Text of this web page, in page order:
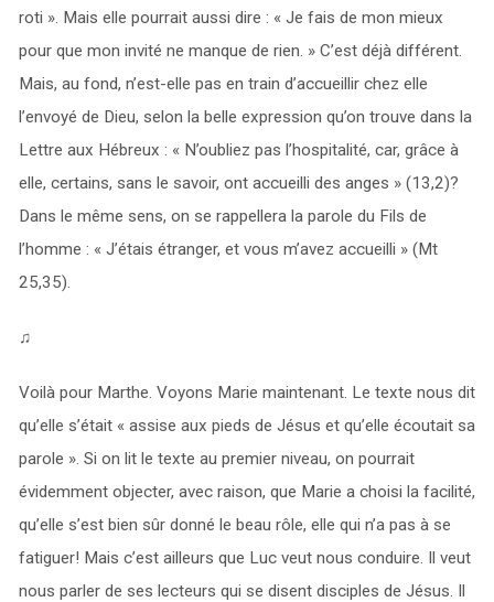
roti ». Mais elle pourrait aussi dire : « Je fais de mon mieux
pour que mon invité ne manque de rien. » C’est déjà différent.
Mais, au fond, n’est-elle pas en train d’accueillir chez elle
l’envoyé de Dieu, selon la belle expression qu’on trouve dans la
Lettre aux Hébreux : « N’oubliez pas l’hospitalité, car, grâce à
elle, certains, sans le savoir, ont accueilli des anges » (13,2)?
Dans le même sens, on se rappellera la parole du Fils de
l’homme : « J’étais étranger, et vous m’avez accueilli » (Mt
25,35).
♫
Voilà pour Marthe. Voyons Marie maintenant. Le texte nous dit
qu’elle s’était « assise aux pieds de Jésus et qu’elle écoutait sa
parole ». Si on lit le texte au premier niveau, on pourrait
évidemment objecter, avec raison, que Marie a choisi la facilité,
qu’elle s’est bien sûr donné le beau rôle, elle qui n’a pas à se
fatiguer! Mais c’est ailleurs que Luc veut nous conduire. Il veut
nous parler de ses lecteurs qui se disent disciples de Jésus. Il